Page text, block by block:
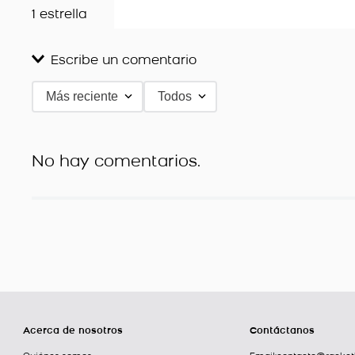
1 estrella
Escribe un comentario
Agregar comentario
Más reciente Todos
No hay comentarios.
Acerca de nosotros Contáctanos